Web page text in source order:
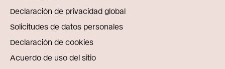
Declaración de privacidad global
Solicitudes de datos personales
Declaración de cookies
Acuerdo de uso del sitio